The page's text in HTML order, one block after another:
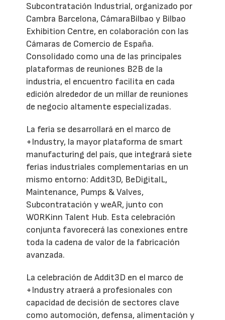
Subcontratación Industrial, organizado por
Cambra Barcelona, CámaraBilbao y Bilbao
Exhibition Centre, en colaboración con las
Cámaras de Comercio de España.
Consolidado como una de las principales
plataformas de reuniones B2B de la
industria, el encuentro facilita en cada
edición alrededor de un millar de reuniones
de negocio altamente especializadas.
La feria se desarrollará en el marco de
+Industry, la mayor plataforma de smart
manufacturing del país, que integrará siete
ferias industriales complementarias en un
mismo entorno: Addit3D, BeDigitalL,
Maintenance, Pumps & Valves,
Subcontratación y weAR, junto con
WORKinn Talent Hub. Esta celebración
conjunta favorecerá las conexiones entre
toda la cadena de valor de la fabricación
avanzada.
La celebración de Addit3D en el marco de
+Industry atraerá a profesionales con
capacidad de decisión de sectores clave
como automoción, defensa, alimentación y